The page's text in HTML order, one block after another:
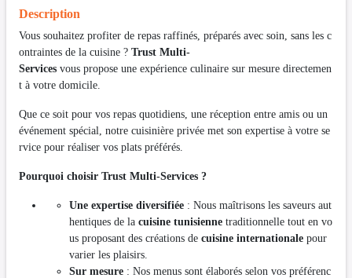
Description
Vous souhaitez profiter de repas raffinés, préparés avec soin, sans les c
ontraintes de la cuisine ? Trust Multi-
Services vous propose une expérience culinaire sur mesure directemen
t à votre domicile.
Que ce soit pour vos repas quotidiens, une réception entre amis ou un
événement spécial, notre cuisinière privée met son expertise à votre se
rvice pour réaliser vos plats préférés.
Pourquoi choisir Trust Multi-Services ?
Une expertise diversifiée : Nous maîtrisons les saveurs aut
hentiques de la cuisine tunisienne traditionnelle tout en vo
us proposant des créations de cuisine internationale pour
varier les plaisirs.
Sur mesure : Nos menus sont élaborés selon vos préférenc